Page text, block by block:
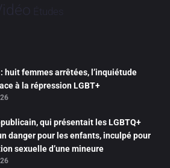
Études
huit femmes arrêtées, l’inquiétude
à la répression LGBT+
qui présentait les LGBTQ+
danger pour les enfants, inculpé pour
sexuelle d’une mineure